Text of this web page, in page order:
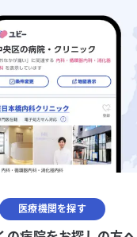
医療機関を探す